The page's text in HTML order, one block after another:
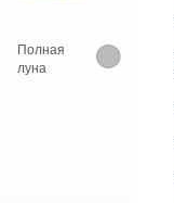
Полная
луна